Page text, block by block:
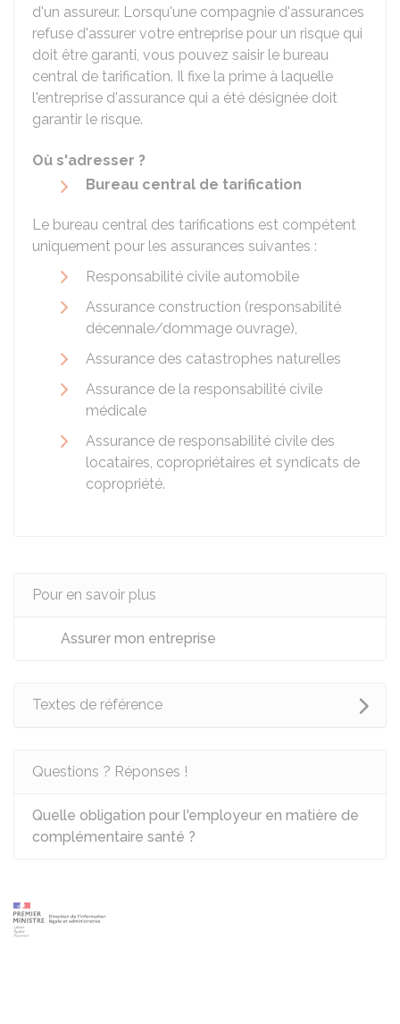
d'un assureur. Lorsqu'une compagnie d'assurances
refuse d'assurer votre entreprise pour un risque qui
doit être garanti, vous pouvez saisir le bureau
central de tarification. Il fixe la prime à laquelle
l'entreprise d'assurance qui a été désignée doit
garantir le risque.
Où s'adresser ?
Bureau central de tarification
Le bureau central des tarifications est compétent
uniquement pour les assurances suivantes :
Responsabilité civile automobile
Assurance construction (responsabilité
décennale/dommage ouvrage),
Assurance des catastrophes naturelles
Assurance de la responsabilité civile
médicale
Assurance de responsabilité civile des
locataires, copropriétaires et syndicats de
copropriété.
Pour en savoir plus
Assurer mon entreprise
Textes de référence
Questions ? Réponses !
Quelle obligation pour l'employeur en matière de
complémentaire santé ?